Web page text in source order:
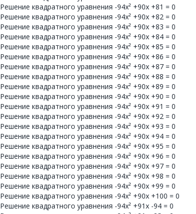
Решение квадратного уравнения -94x² +90x +81 = 0
Решение квадратного уравнения -94x² +90x +82 = 0
Решение квадратного уравнения -94x² +90x +83 = 0
Решение квадратного уравнения -94x² +90x +84 = 0
Решение квадратного уравнения -94x² +90x +85 = 0
Решение квадратного уравнения -94x² +90x +86 = 0
Решение квадратного уравнения -94x² +90x +87 = 0
Решение квадратного уравнения -94x² +90x +88 = 0
Решение квадратного уравнения -94x² +90x +89 = 0
Решение квадратного уравнения -94x² +90x +90 = 0
Решение квадратного уравнения -94x² +90x +91 = 0
Решение квадратного уравнения -94x² +90x +92 = 0
Решение квадратного уравнения -94x² +90x +93 = 0
Решение квадратного уравнения -94x² +90x +94 = 0
Решение квадратного уравнения -94x² +90x +95 = 0
Решение квадратного уравнения -94x² +90x +96 = 0
Решение квадратного уравнения -94x² +90x +97 = 0
Решение квадратного уравнения -94x² +90x +98 = 0
Решение квадратного уравнения -94x² +90x +99 = 0
Решение квадратного уравнения -94x² +90x +100 = 0
Решение квадратного уравнения -94x² +91x -94 = 0